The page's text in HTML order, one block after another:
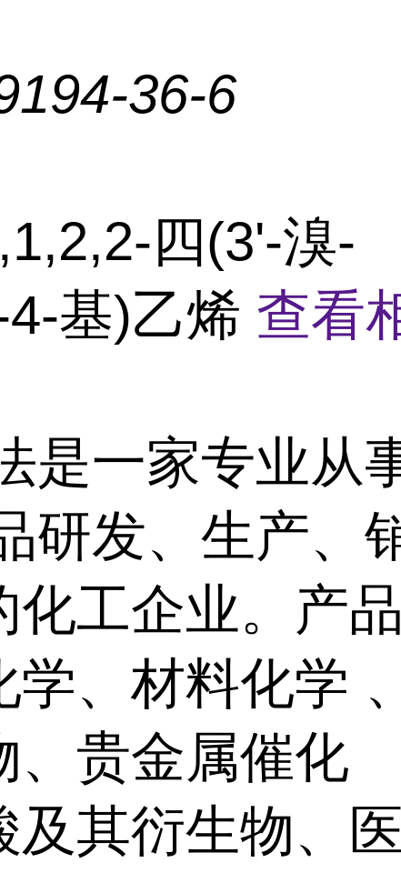
36-6
四(3'-溴-
基)乙烯 查看
是一家专业从
研发、生产、
化工企业。产品
、材料化学 、
、贵金属催化
及其衍生物、医